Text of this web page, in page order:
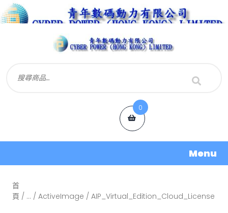
0
Menu
首
頁 / ... / ActiveImage / AIP_Virtual_Edition_Cloud_License